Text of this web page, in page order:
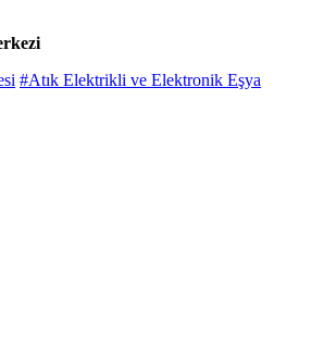
#Atık Elektrikli ve Elektronik Eşya